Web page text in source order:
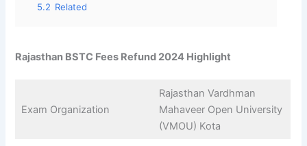
5.2 Related
Rajasthan BSTC Fees Refund 2024 Highlight
Exam Organization
Rajasthan Vardhman
Mahaveer Open University
(VMOU) Kota